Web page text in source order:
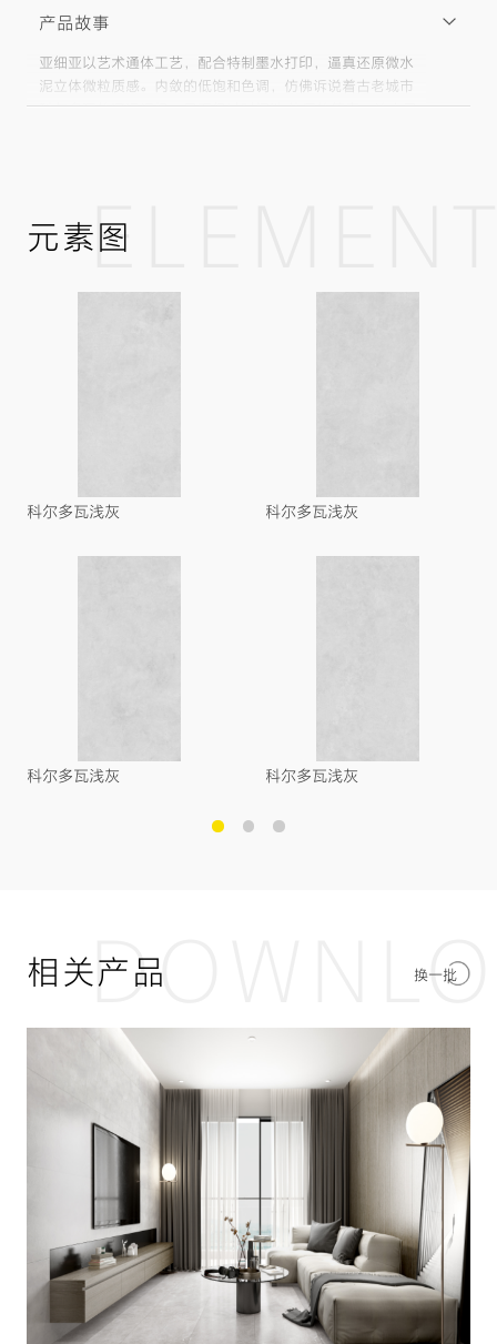
产品故事
亚细亚以艺术通体工艺，配合特制墨水打印，逼真还原微水
泥立体微粒质感。内敛的低饱和色调，仿佛诉说着古老城市
科尔多瓦的遥远记忆，呈现经过时间洗 礼后的简素。让心灵
元素图
科尔多瓦浅灰
科尔多瓦浅灰
科尔多瓦浅灰
科尔多瓦浅灰
相关产品 换一批